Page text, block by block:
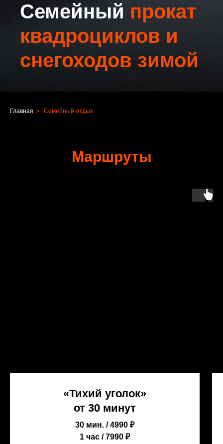
Cемейный прокат
квадроциклов и
снегоходов зимой
Главная » Семейный отдых
Маршруты
«Тихий уголок»
от 30 минут
30 мин. / 4990 ₽
1 час / 7990 ₽